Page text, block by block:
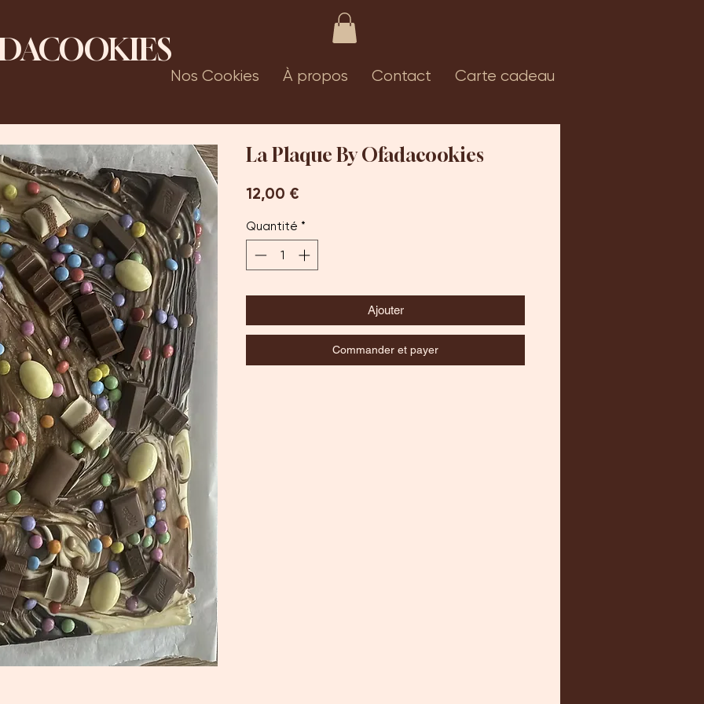
Nos Cookies À propos Contact Carte cadeau
La Plaque By Ofadacookies
12,00 €
Quantité *
Ajouter
Commander et payer